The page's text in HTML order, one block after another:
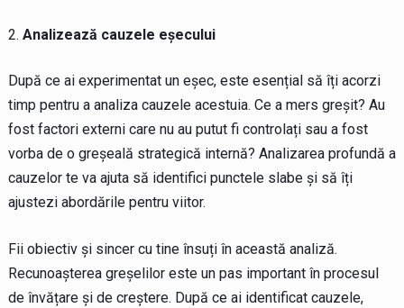
Analizează cauzele eșecului
După ce ai experimentat un eșec, este esențial să îți acorzi
timp pentru a analiza cauzele acestuia. Ce a mers greșit? Au
fost factori externi care nu au putut fi controlați sau a fost
vorba de o greșeală strategică internă? Analizarea profundă a
cauzelor te va ajuta să identifici punctele slabe și să îți
ajustezi abordările pentru viitor.
Fii obiectiv și sincer cu tine însuți în această analiză.
Recunoașterea greșelilor este un pas important în procesul
de învățare și de creștere. După ce ai identificat cauzele,